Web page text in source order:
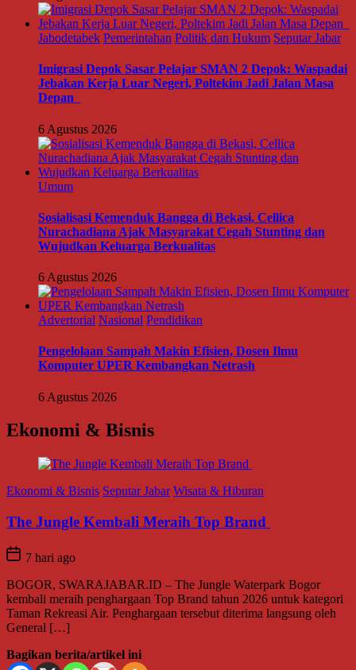
Jabodetabek Pemerintahan Politik dan Hukum Seputar Jabar
Imigrasi Depok Sasar Pelajar SMAN 2 Depok: Waspadai
Jebakan Kerja Luar Negeri, Poltekim Jadi Jalan Masa
Depan
6 Agustus 2026
Umum
Sosialisasi Kemenduk Bangga di Bekasi, Cellica
Nurachadiana Ajak Masyarakat Cegah Stunting dan
Wujudkan Keluarga Berkualitas
6 Agustus 2026
Advertorial Nasional Pendidikan
Pengelolaan Sampah Makin Efisien, Dosen Ilmu
Komputer UPER Kembangkan Netrash
6 Agustus 2026
Ekonomi & Bisnis
Ekonomi & Bisnis Seputar Jabar Wisata & Hiburan
The Jungle Kembali Meraih Top Brand
7 hari ago
BOGOR, SWARAJABAR.ID – The Jungle Waterpark Bogor
kembali meraih penghargaan Top Brand tahun 2026 untuk kategori
Taman Rekreasi Air. Penghargaan tersebut diterima langsung oleh
General […]
Bagikan berita/artikel ini